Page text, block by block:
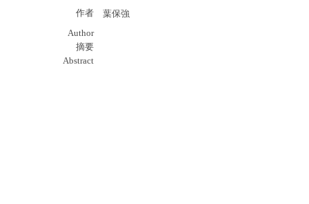
作者
葉保強
Author
摘要
Abstract